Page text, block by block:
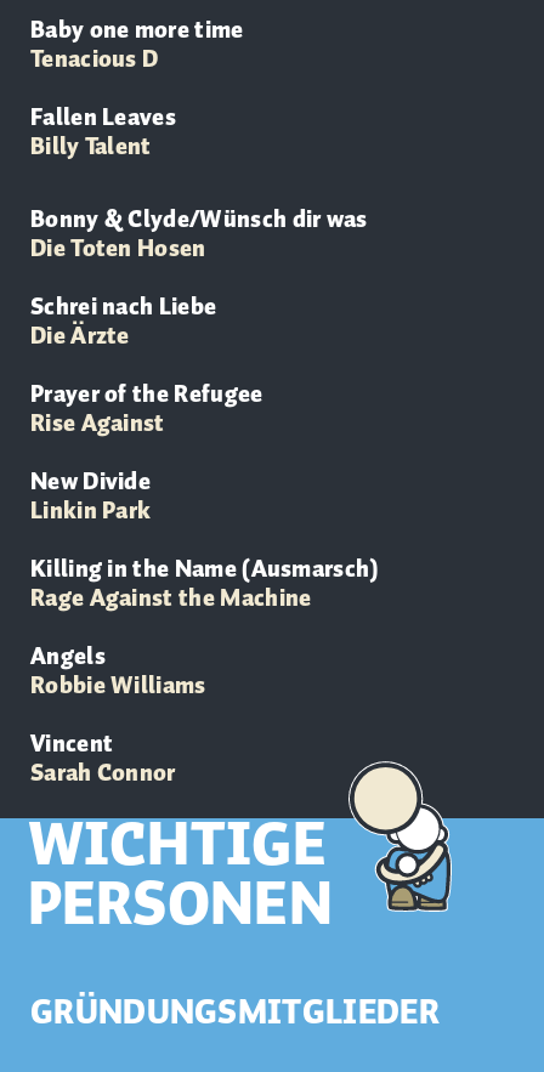
Baby one more time
Tenacious D
Fallen Leaves
Billy Talent
Bonny & Clyde/Wünsch dir was
Die Toten Hosen
Schrei nach Liebe
DieÄrzte
Prayer of the Refugee
Rise Against
New Divide
Linkin Park
Killing in the Name (Ausmarsch)
Rage Against the Machine
Angels
Robbie Williams
Vincent
Sarah Connor
WICHTIGE
PERSONEN
GRÜNDUNGSMITGLIEDER